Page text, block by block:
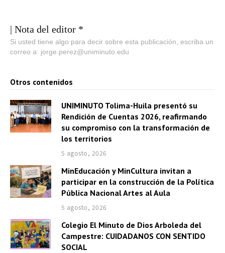
t
o
d
a
u
d
u
c
t
r
d
e
a
i
o
| Nota del editor *
Si usted tiene algo para decir sobre esta publicación, escriba un
correo a: jorge.perez@uniminuto.edu
Otros contenidos
UNIMINUTO Tolima-Huila presentó su
Rendición de Cuentas 2026, reafirmando
su compromiso con la transformación de
los territorios
5 agosto, 2026
MinEducación y MinCultura invitan a
participar en la construcción de la Política
Pública Nacional Artes al Aula
5 agosto, 2026
Colegio El Minuto de Dios Arboleda del
Campestre: CUIDADANOS CON SENTIDO
SOCIAL